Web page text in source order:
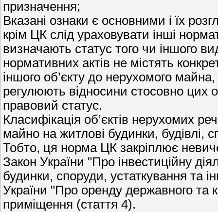
призначення;
Вказані ознаки є основними і їх
крім ЦК слід ураховувати інші
визначають статус того чи іншого
нормативних актів не містять
іншого об’єкту до нерухомого
регулюють відносини стосовно цих
правовий статус.
Класифікація об’єктів нерухомих
майно на житлові будинки, будівлі,
Тобто, ця норма ЦК закріплює
Закон України "Про інвестиційну
будинки, споруди, устаткування та
України "Про оренду державного та
приміщення (стаття 4).